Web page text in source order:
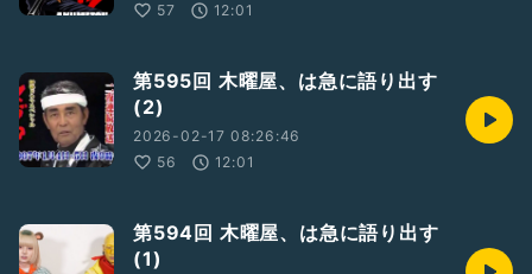
57
12:01
第595回 木曜屋、は急に語り出す
(2)
2026-02-17 08:26:46
56
12:01
第594回 木曜屋、は急に語り出す
(1)